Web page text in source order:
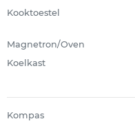
Kooktoestel
Magnetron/Oven
Koelkast
Kompas